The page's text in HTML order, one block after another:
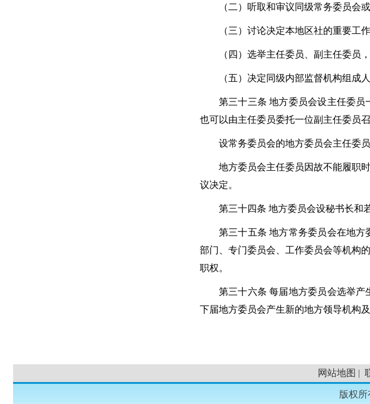
（二）听取和审议同级常务委员会
（三）讨论决定本地区社的重要工作
（四）选举主任委员、副主任委员
（五）决定同级内部监督机构组成人
第三十三条 地方委员会设主任委员
也可以由主任委员委托一位副主任委员召
设常务委员会的地方委员会主任委
地方委员会主任委员因故不能履职
议决定。
第三十四条 地方委员会设秘书长和
第三十五条 地方常务委员会在地
部门、专门委员会、工作委员会等机构
职权。
第三十六条 每届地方委员会选举
下届地方委员会产生新的地方领导机构
网站地图 |
版权所